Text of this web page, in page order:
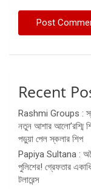
Recent
Rashmi Groups :
নতুন আশার আলো’রশ্মি
পড়ুয়া পেল স্কলার শিপ
Papiya Sultana :
পুলিশের! গ্রেফতার
টলারেন্স